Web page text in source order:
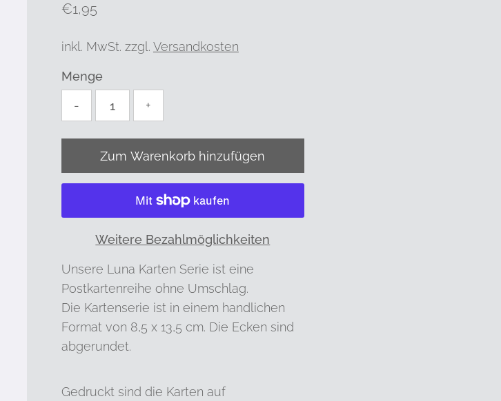
Regulärer
€1,95
inkl. MwSt. zzgl. Versandkosten
Menge
-
+
Weitere Bezahlmöglichkeiten
Unsere Luna Karten Serie ist eine
Postkartenreihe ohne Umschlag.
Die Kartenserie ist in einem handlichen
Format von 8,5 x 13,5 cm. Die Ecken sind
abgerundet.
Gedruckt sind die Karten auf